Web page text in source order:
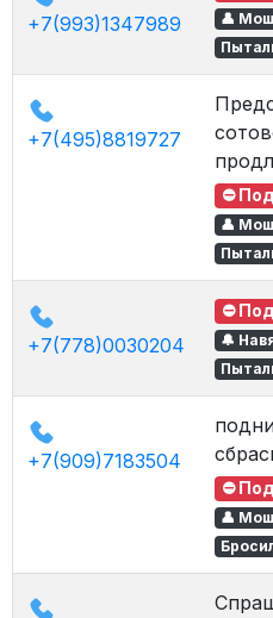
+7(993)1347989
👤
+7(495)8819727
⛔
👤
+7(778)0030204
⛔
🔔
+7(909)7183504
⛔
👤